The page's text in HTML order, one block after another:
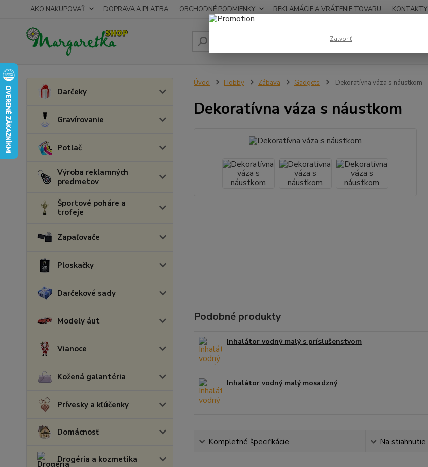
AKO NAKUPOVAŤ DOPRAVA A PLATBA OBCHODNÉ PODMIENKY REKLAMÁCIE A VRÁTENIE TOVARU KONTAKTY
Hľadať
Darčeky
Gravírovanie
Potlač
Výroba reklamných
predmetov
Športové poháre a
trofeje
Zapaľovače
Ploskačky
Darčekové sady
Modely áut
Vianoce
Kožená galantéria
Prívesky a kľúčenky
Domácnosť
Drogéria a kozmetika
Úvod Hobby Zábava Gadgets Dekoratívna váza s náustkom
Dekoratívna váza s náustkom
Podobné produkty
Inhalátor vodný malý s príslušenstvom
Inhalátor vodný malý mosadzný
Kompletné špecifikácie Na stiahnutie
Zatvoriť